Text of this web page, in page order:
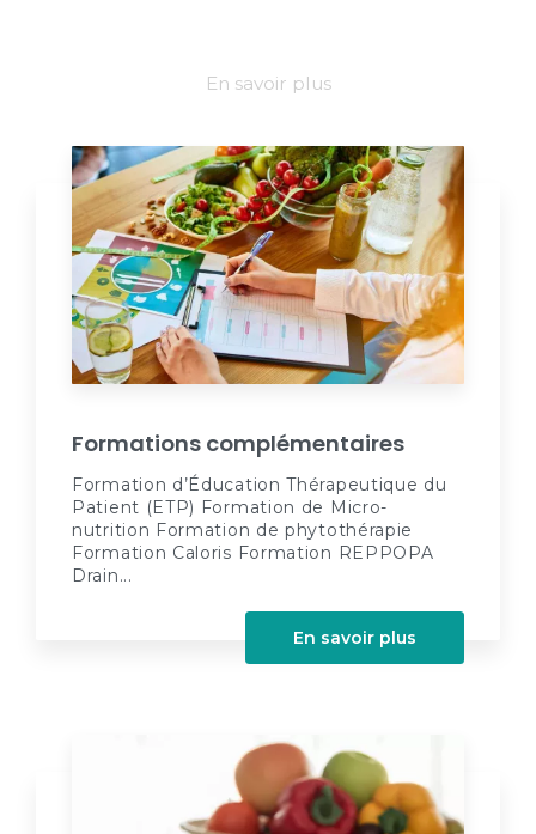
En savoir plus
Formations complémentaires
Formation d’Éducation Thérapeutique du
Patient (ETP) Formation de Micro-
nutrition Formation de phytothérapie
Formation Caloris Formation REPPOPA
Drain...
En savoir plus